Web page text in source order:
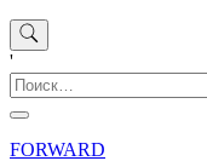
'
Найти:
FORWARD